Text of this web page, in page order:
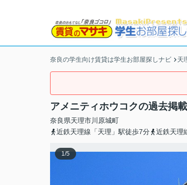
奈良の学生向け賃貸は学生お部屋探しナビ 天
アメニティホウコクの過去掲
奈良県天理市川原城町
近鉄天理線「天理」駅徒歩7分
近鉄天理
1/5